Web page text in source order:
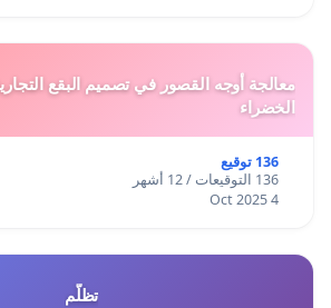
معالجة أوجه القصور في تصميم البقع
الخضراء
136 توقيع
136 التوقيعات / 12 أشهر
4 Oct 2025
تظلّم